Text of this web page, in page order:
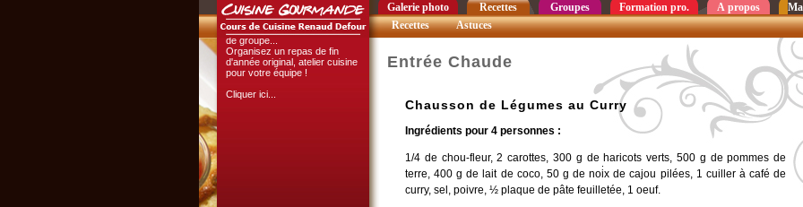
Galerie photo Recettes Groupes Formation pro. A propos
Recettes
Astuces
Chef d'entreprise, responsable
de groupe...
Organisez un repas de fin
d'année original, atelier cuisine
pour votre équipe !
Cliquer ici...
Entrée Chaude
Chausson de Légumes au Curry
Ingrédients pour 4 personnes :
1/4 de chou-fleur, 2 carottes, 300 g de haricots verts, 500 g de pommes de
terre, 400 g de lait de coco, 50 g de noix de cajou pilées, 1 cuiller à café de
curry, sel, poivre, ½ plaque de pâte feuilletée, 1 oeuf.
< > xx
Cours
x
Cours